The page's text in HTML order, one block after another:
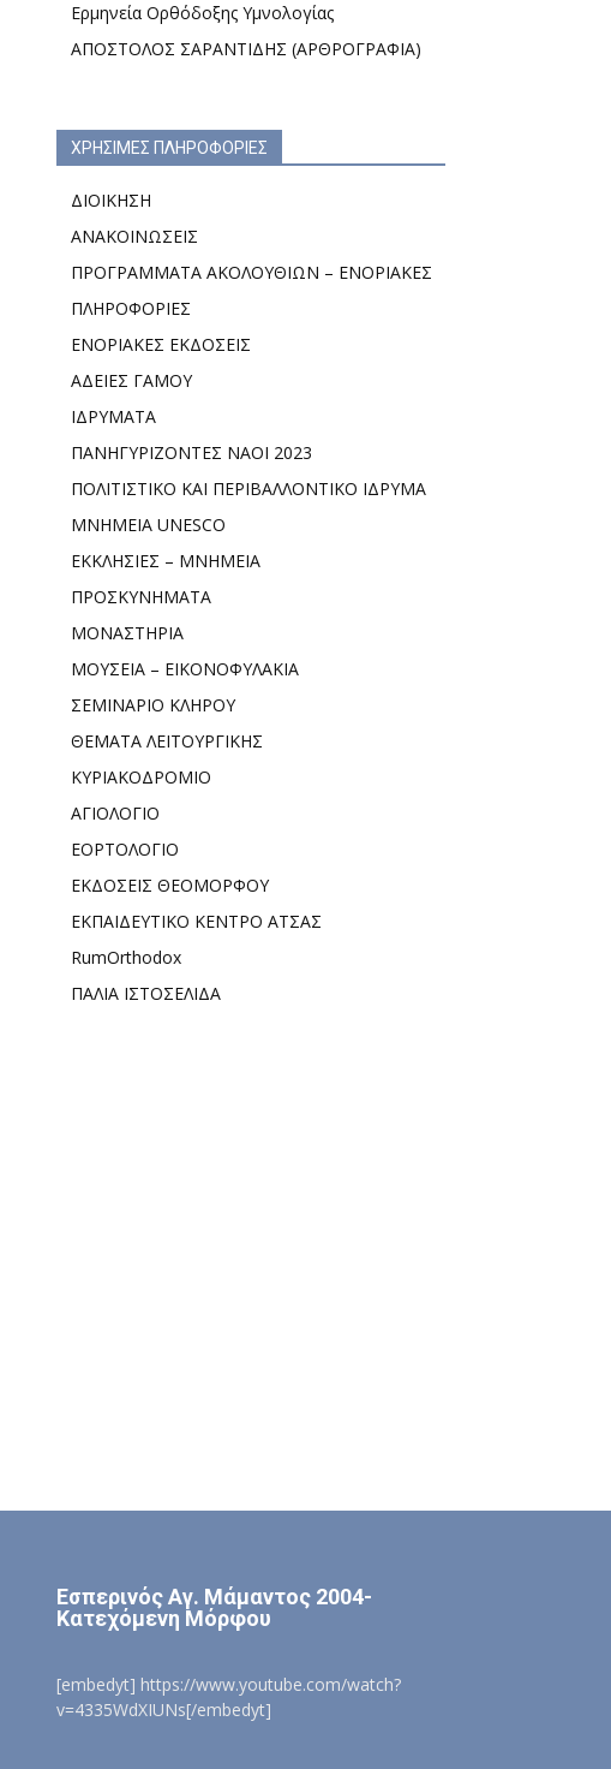
Ερμηνεία Ορθόδοξης Υμνολογίας
ΑΠΟΣΤΟΛΟΣ ΣΑΡΑΝΤΙΔΗΣ (ΑΡΘΡΟΓΡΑΦΙΑ)
ΧΡΗΣΙΜΕΣ ΠΛΗΡΟΦΟΡΙΕΣ
ΔΙΟΙΚΗΣΗ
ΑΝΑΚΟΙΝΩΣΕΙΣ
ΠΡΟΓΡΑΜΜΑΤΑ ΑΚΟΛΟΥΘΙΩΝ – ΕΝΟΡΙΑΚΕΣ
ΠΛΗΡΟΦΟΡΙΕΣ
ΕΝΟΡΙΑΚΕΣ ΕΚΔΟΣΕΙΣ
ΑΔΕΙΕΣ ΓΑΜΟΥ
ΙΔΡΥΜΑΤΑ
ΠΑΝΗΓΥΡΙΖΟΝΤΕΣ ΝΑΟΙ 2023
ΠΟΛΙΤΙΣΤΙΚΟ ΚΑΙ ΠΕΡΙΒΑΛΛΟΝΤΙΚΟ ΙΔΡΥΜΑ
ΜΝΗΜΕΙΑ UNESCO
ΕΚΚΛΗΣΙΕΣ – ΜΝΗΜΕΙΑ
ΠΡΟΣΚΥΝΗΜΑΤΑ
ΜΟΝΑΣΤΗΡΙΑ
ΜΟΥΣΕΙΑ – ΕΙΚΟΝΟΦΥΛΑΚΙΑ
ΣΕΜΙΝΑΡΙΟ ΚΛΗΡΟΥ
ΘΕΜΑΤΑ ΛΕΙΤΟΥΡΓΙΚΗΣ
ΚΥΡΙΑΚΟΔΡΟΜΙΟ
ΑΓΙΟΛΟΓΙΟ
ΕΟΡΤΟΛΟΓΙΟ
ΕΚΔΟΣΕΙΣ ΘΕΟΜΟΡΦΟΥ
ΕΚΠΑΙΔΕΥΤΙΚΟ ΚΕΝΤΡΟ ΑΤΣΑΣ
RumOrthodox
ΠΑΛΙΑ ΙΣΤΟΣΕΛΙΔΑ
Εσπερινός Αγ. Μάμαντος 2004-
Κατεχόμενη Μόρφου
[embedyt] https://www.youtube.com/watch?
v=4335WdXIUNs[/embedyt]